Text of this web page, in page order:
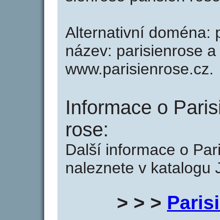
Alternativní doména:
název: parisienrose
www.parisienrose.cz.
Informace o
rose:
Další informace o
naleznete v katalogu
> > >